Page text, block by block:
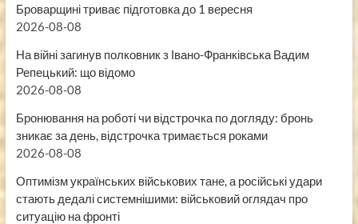
Броварщині триває підготовка до 1 вересня
2026-08-08
На війні загинув полковник з Івано-Франківська Вадим
Репецький: що відомо
2026-08-08
Бронювання на роботі чи відстрочка по догляду: бронь
зникає за день, відстрочка тримається роками
2026-08-08
Оптимізм українських військових тане, а російські удари
стають дедалі системнішими: військовий оглядач про
ситуацію на фронті